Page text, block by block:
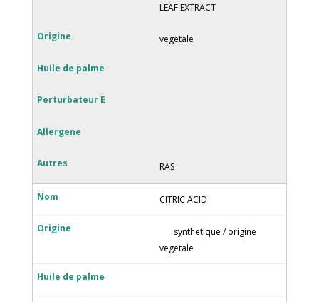
LEAF EXTRACT
vegetale
RAS
CITRIC ACID
synthetique / origine
vegetale